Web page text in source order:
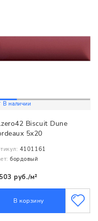
В наличии
Biscuit Dune
5x20
4101161
бордовый
руб./м²
В корзину